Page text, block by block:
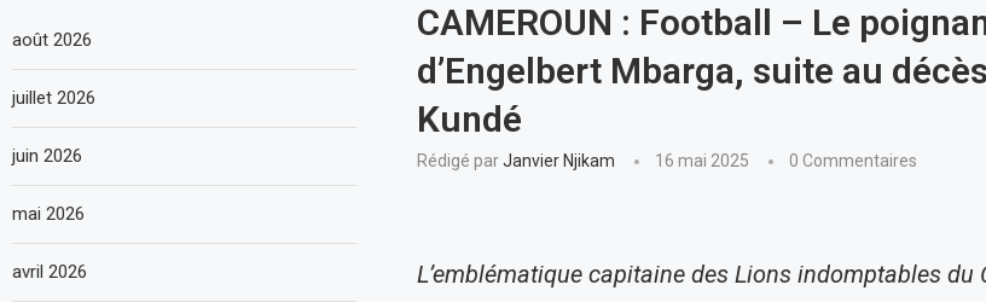
CAMEROUN : Football – Le
d’Engelbert Mbarga, suite au
Kundé
Rédigé parJanvier Njikam 16 mai 2025 0 Commentaires
L’emblématique capitaine des Lions indomptables du
août 2026
juillet 2026
juin 2026
mai 2026
avril 2026